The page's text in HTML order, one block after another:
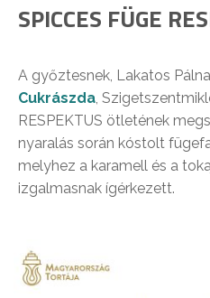
SPICCES FÜGE
A győztesnek, Lakatos
Cukrászda,
RESPEKTUS ötletének
nyaralás során kóstolt
melyhez a karamell és a
izgalmasnak ígérkezett.